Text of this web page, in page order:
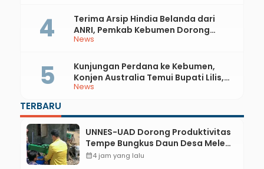
News
Terima Arsip Hindia Belanda dari
ANRI, Pemkab Kebumen Dorong
Integrasi Sejarah, Geopark, dan
News
Kunjungan Perdana ke Kebumen,
Konjen Australia Temui Bupati Lilis,
Ini yang Dibahas
TERBARU
UNNES-UAD Dorong Produktivitas
Tempe Bungkus Daun Desa Meles,
Bantu Mesin dan Pendampingan
calendar_month4 jam yang lalu